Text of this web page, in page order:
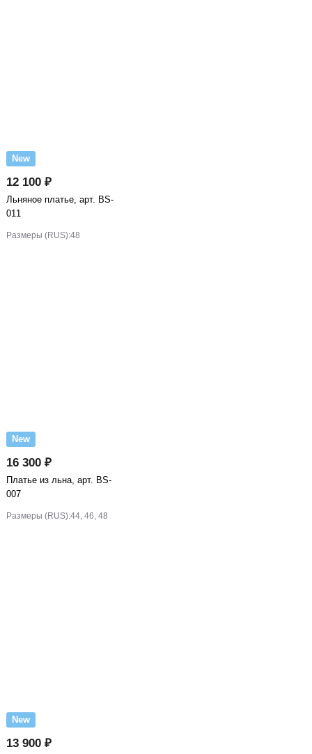
New
12 100 ₽
Льняное платье, арт. BS-
011
Размеры (RUS):48
New
16 300 ₽
Платье из льна, арт. BS-
007
Размеры (RUS):44, 46, 48
New
13 900 ₽